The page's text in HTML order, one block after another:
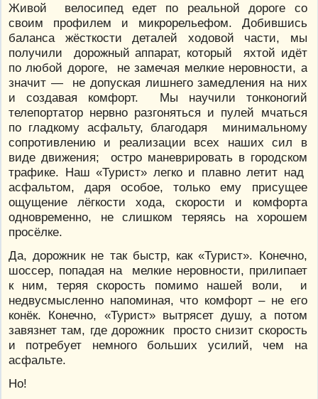
Живой велосипед едет по реальной дороге со
своим профилем и микрорельефом. Добившись
баланса жёсткости деталей ходовой части, мы
получили дорожный аппарат, который яхтой идёт
по любой дороге, не замечая мелкие неровности, а
значит — не допуская лишнего замедления на них
и создавая комфорт. Мы научили тонконогий
телепортатор нервно разгоняться и пулей мчаться
по гладкому асфальту, благодаря минимальному
сопротивлению и реализации всех наших сил в
виде движения; остро маневрировать в городском
трафике. Наш «Турист» легко и плавно летит над
асфальтом, даря особое, только ему присущее
ощущение лёгкости хода, скорости и комфорта
одновременно, не слишком теряясь на хорошем
просёлке.
Да, дорожник не так быстр, как «Турист». Конечно,
шоссер, попадая на мелкие неровности, прилипает
к ним, теряя скорость помимо нашей воли, и
недвусмысленно напоминая, что комфорт – не его
конёк. Конечно, «Турист» вытрясет душу, а потом
завязнет там, где дорожник просто снизит скорость
и потребует немного больших усилий, чем на
асфальте.
Но!